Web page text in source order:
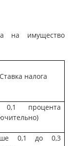
на имущество
Ставка налога
процента
0,1 до 0,3